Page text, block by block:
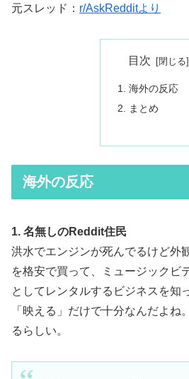
元スレッド： r/AskRedditより
目次
海外の反応
まとめ
海外の反応
1. 名無しのReddit住民
洪水でエンジンが死んでるけど外
を格安で買って、ミュージックビ
としてレンタルするビジネスを知
「映える」だけで十分なんだよね
るらしい。